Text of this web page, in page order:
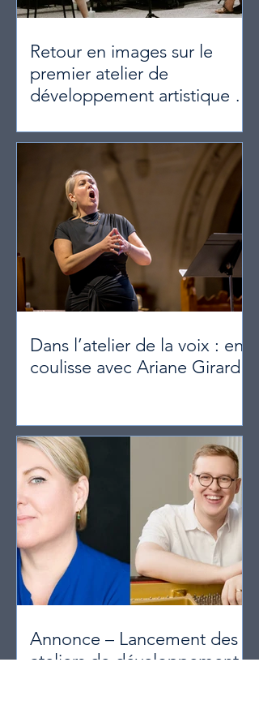
Retour en images sur le
premier atelier de
développement artistique de
Dans l’atelier de la voix : en
coulisse avec Ariane Girard
Annonce – Lancement des
ateliers de développement